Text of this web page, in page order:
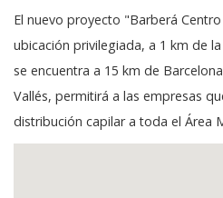
El nuevo proyecto "Barberá
ubicación privilegiada, a 1 km de
se encuentra a 15 km de
Vallés, permitirá a las empresas
distribución capilar a toda el Área